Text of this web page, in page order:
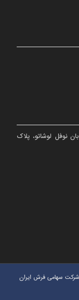
نوفل لوشاتو، پلاک
سهامی فرش ایران